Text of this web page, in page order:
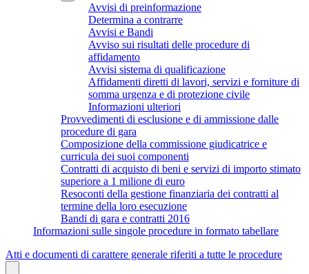
Avvisi di preinformazione
Determina a contrarre
Avvisi e Bandi
Avviso sui risultati delle procedure di
affidamento
Avvisi sistema di qualificazione
Affidamenti diretti di lavori, servizi e forniture di
somma urgenza e di protezione civile
Informazioni ulteriori
Provvedimenti di esclusione e di ammissione dalle
procedure di gara
Composizione della commissione giudicatrice e
curricula dei suoi componenti
Contratti di acquisto di beni e servizi di importo stimato
superiore a 1 milione di euro
Resoconti della gestione finanziaria dei contratti al
termine della loro esecuzione
Bandi di gara e contratti 2016
Informazioni sulle singole procedure in formato tabellare
Atti e documenti di carattere generale riferiti a tutte le procedure